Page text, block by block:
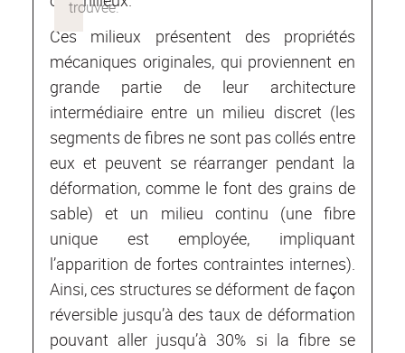
Ces milieux présentent des propriétés
mécaniques originales, qui proviennent en
grande partie de leur architecture
intermédiaire entre un milieu discret (les
segments de fibres ne sont pas collés entre
eux et peuvent se réarranger pendant la
déformation, comme le font des grains de
sable) et un milieu continu (une fibre
unique est employée, impliquant
l’apparition de fortes contraintes internes).
Ainsi, ces structures se déforment de façon
réversible jusqu’à des taux de déformation
pouvant aller jusqu’à 30% si la fibre se